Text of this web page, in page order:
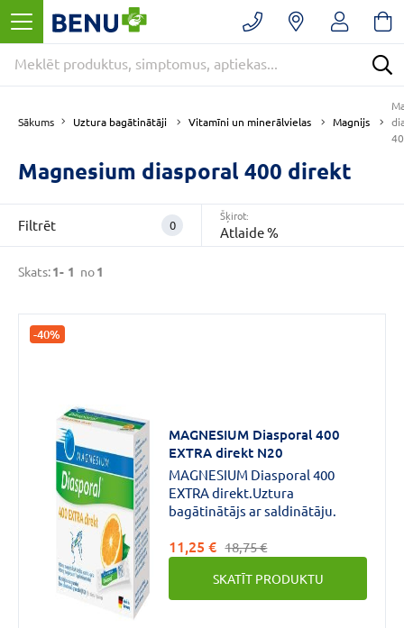
Sākums Uztura bagātinātāji Vitamīni un minerālvielas Magnijs
FiltrētNoņemt
filtrus
Kategorijas
-
(1)
Uztura
Zīmols
MAGNESIUM
(1)
Magnesium diasporal 400 direkt
Skats:1- 1 no1
Filtrēt 0
Šķirot:
Atlaide %
-40%
MAGNESIUM Diasporal 400
EXTRA direkt N20
MAGNESIUM Diasporal 400
EXTRA direkt.Uztura
bagātinātājs ar saldinātāju.
11,25 € 18,75 €
SKATĪT PRODUKTU